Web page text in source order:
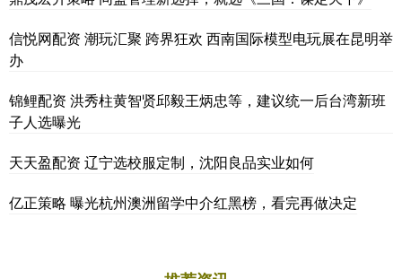
信悦网配资 潮玩汇聚 跨界狂欢 西南国际模型电玩展在昆明举
办
锦鲤配资 洪秀柱黄智贤邱毅王炳忠等，建议统一后台湾新班
子人选曝光
天天盈配资 辽宁选校服定制，沈阳良品实业如何
亿正策略 曝光杭州澳洲留学中介红黑榜，看完再做决定